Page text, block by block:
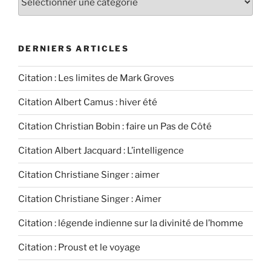
DERNIERS ARTICLES
Citation : Les limites de Mark Groves
Citation Albert Camus : hiver été
Citation Christian Bobin : faire un Pas de Côté
Citation Albert Jacquard : L’intelligence
Citation Christiane Singer : aimer
Citation Christiane Singer : Aimer
Citation : légende indienne sur la divinité de l’homme
Citation : Proust et le voyage